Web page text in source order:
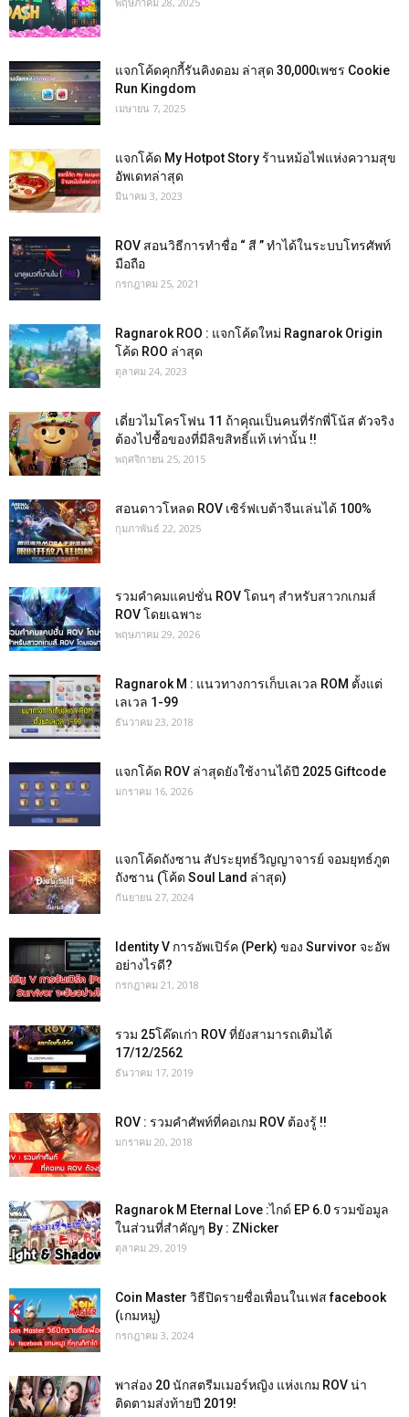
แจกโค้ดคุกกี้รันคิงดอม ล่าสุด 30,000เพชร Cookie
Run Kingdom
เมษายน 7, 2025
แจกโค้ด My Hotpot Story ร้านหม้อไฟแห่งความสุข
อัพเดทล่าสุด
มีนาคม 3, 2023
ROV สอนวิธีการทำชื่อ “ สี ” ทำได้ในระบบโทรศัพท์
มือถือ
กรกฎาคม 25, 2021
Ragnarok ROO : แจกโค้ดใหม่ Ragnarok Origin
โค้ด ROO ล่าสุด
ตุลาคม 24, 2023
เดี่ยวไมโครโฟน 11 ถ้าคุณเป็นคนที่รักพี่โน้ส ตัวจริง
ต้องไปชื้อของที่มีลิขสิทธิ์แท้ เท่านั้น !!
พฤศจิกายน 25, 2015
สอนดาวโหลด ROV เซิร์ฟเบต้าจีนเล่นได้ 100%
กุมภาพันธ์ 22, 2025
รวมคำคมแคปชั่น ROV โดนๆ สำหรับสาวกเกมส์
ROV โดยเฉพาะ
พฤษภาคม 29, 2026
Ragnarok M : แนวทางการเก็บเลเวล ROM ตั้งแต่
เลเวล 1-99
ธันวาคม 23, 2018
แจกโค้ด ROV ล่าสุดยังใช้งานได้ปี 2025 Giftcode
มกราคม 16, 2026
แจกโค้ดถังซาน สัประยุทธ์วิญญาจารย์ จอมยุทธ์ภูต
ถังซาน (โค้ด Soul Land ล่าสุด)
กันยายน 27, 2024
Identity V การอัพเปิร์ค (Perk) ของ Survivor จะอัพ
อย่างไรดี?
กรกฎาคม 21, 2018
รวม 25โค๊ดเก่า ROV ที่ยังสามารถเติมได้
17/12/2562
ธันวาคม 17, 2019
ROV : รวมคำศัพท์ที่คอเกม ROV ต้องรู้ !!
มกราคม 20, 2018
Ragnarok M Eternal Love :ไกด์ EP 6.0 รวมข้อมูล
ในส่วนที่สำคัญๆ By : ZNicker
ตุลาคม 29, 2019
Coin Master วิธีปิดรายชื่อเพื่อนในเฟส facebook
(เกมหมู)
กรกฎาคม 3, 2024
พาส่อง 20 นักสตรีมเมอร์หญิง แห่งเกม ROV น่า
ติดตามส่งท้ายปี 2019!